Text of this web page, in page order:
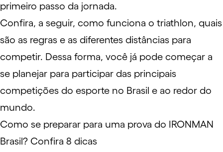
primeiro passo da jornada.
Confira, a seguir, como funciona o triathlon, quais
são as regras e as diferentes distâncias para
competir. Dessa forma, você já pode começar a
se planejar para participar das principais
competições do esporte no Brasil e ao redor do
mundo.
Como se preparar para uma prova do IRONMAN
Brasil? Confira 8 dicas